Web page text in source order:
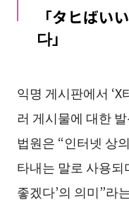
「タヒばい
다」
익명 게시판에서 ‘X
러 게시물에 대한
법원은 “인터넷 상
타내는 말로 사용되
좋겠다’의 의미”라